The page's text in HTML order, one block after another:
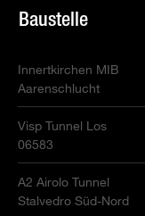
Baustelle
Innertkirchen MIB
Aarenschlucht
Visp Tunnel Los
06583
A2 Airolo Tunnel
Stalvedro Süd-Nord